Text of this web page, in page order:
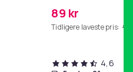
89 kr
Tidligere laveste pris: 99
4,6